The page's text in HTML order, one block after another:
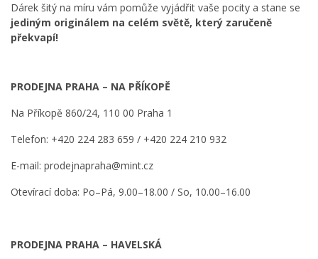
Dárek šitý na míru vám pomůže vyjádřit vaše pocity a stane se
jediným originálem na celém světě, který zaručeně
překvapí!
PRODEJNA PRAHA – NA PŘÍKOPĚ
Na Příkopě 860/24, 110 00 Praha 1
Telefon: +420 224 283 659 / +420 224 210 932
E-mail: prodejnapraha@mint.cz
Otevírací doba: Po–Pá, 9.00–18.00 / So, 10.00–16.00
PRODEJNA PRAHA – HAVELSKÁ